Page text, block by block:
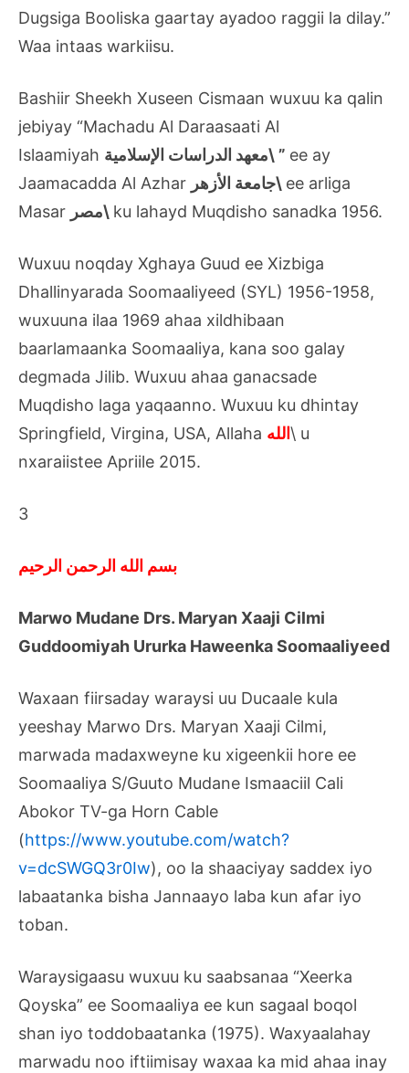
Dugsiga Booliska gaartay ayadoo raggii la dilay.”
Waa intaas warkiisu.
Bashiir Sheekh Xuseen Cismaan wuxuu ka qalin
jebiyay “Machadu Al Daraasaati Al
Islaamiyah
معهد الدراسات الإسلامية\ ” ee ay
Jaamacadda Al Azhar
جامعة الأزهر\ ee arliga
Masar
مصر\ ku lahayd Muqdisho sanadka 1956.
Wuxuu noqday Xghaya Guud ee Xizbiga
Dhallinyarada Soomaaliyeed (SYL) 1956-1958,
wuxuuna ilaa 1969 ahaa xildhibaan
baarlamaanka Soomaaliya, kana soo galay
degmada Jilib. Wuxuu ahaa ganacsade
Muqdisho laga yaqaanno. Wuxuu ku dhintay
Springfield, Virgina, USA, Allaha الله\ u
nxaraiistee Apriile 2015.
3
بسم الله الرحمن الرحيم
Marwo Mudane Drs. Maryan Xaaji Cilmi
Guddoomiyah Ururka Haweenka Soomaaliyeed
Waxaan fiirsaday waraysi uu Ducaale kula
yeeshay Marwo Drs. Maryan Xaaji Cilmi,
marwada madaxweyne ku xigeenkii hore ee
Soomaaliya S/Guuto Mudane Ismaaciil Cali
Abokor TV-ga Horn Cable
(https://www.youtube.com/watch?
v=dcSWGQ3r0Iw), oo la shaaciyay saddex iyo
labaatanka bisha Jannaayo laba kun afar iyo
toban.
Waraysigaasu wuxuu ku saabsanaa “Xeerka
Qoyska” ee Soomaaliya ee kun sagaal boqol
shan iyo toddobaatanka (1975). Waxyaalahay
marwadu noo iftiimisay waxaa ka mid ahaa inay